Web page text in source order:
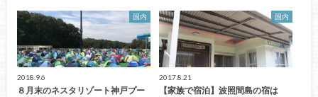
国内
2018.9.6
８月末のネスタリゾート神戸プー
国内
2017.8.21
【家族で宿泊】波照間島の宿は